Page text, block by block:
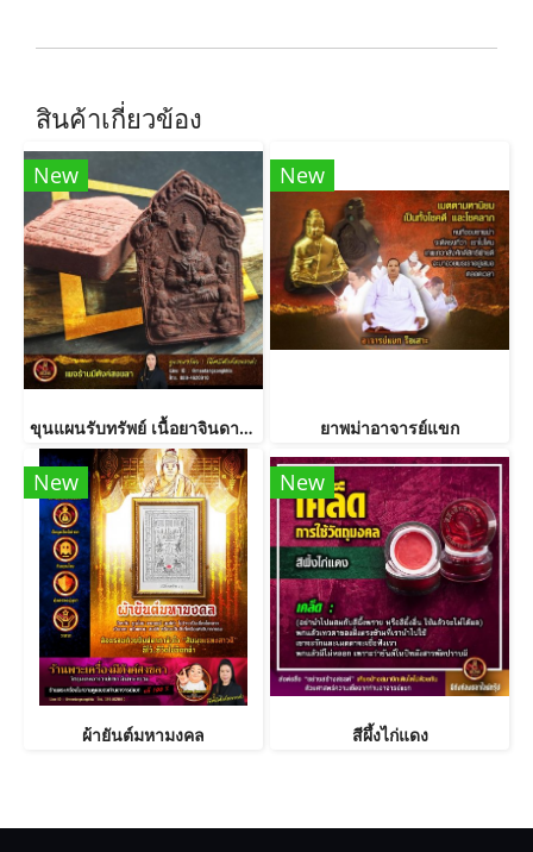
สินค้าเกี่ยวข้อง
New
ขุนแผนรับทรัพย์ เนื้อยาจินดามณี พิมพ์ใหญ่
New
ยาพม่าอาจารย์แขก
New
ผ้ายันต์มหามงคล
New
สีผึ้งไก่แดง